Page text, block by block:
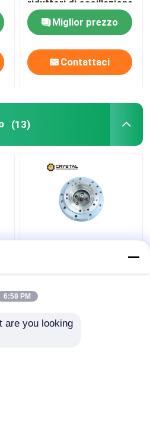
riduttori di oscillazione
degli escavatori
Miglior prezzo
Contattaci
(13)
E303B Escavatore
Parti idrauliche
6:58 PM
are you looking